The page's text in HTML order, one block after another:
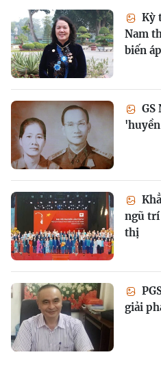
Kỳ
Nam
biến
GS
ngũ trí
thị
giải